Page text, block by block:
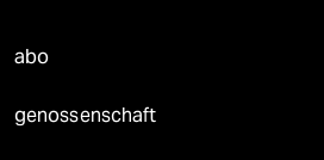
abo
genossenschaft